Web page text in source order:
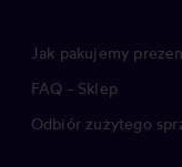
Jak pakujemy
FAQ - Sklep
Odbiór zużytego